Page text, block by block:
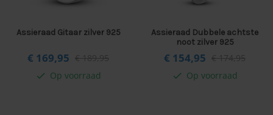
Assieraad Gitaar zilver 925
€ 169,95
check Op voorraad
Assieraad Dubbele achtste
noot zilver 925
€ 154,95
check Op voorraad